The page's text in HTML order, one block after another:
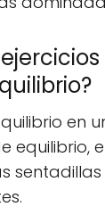
en
equilibrio,